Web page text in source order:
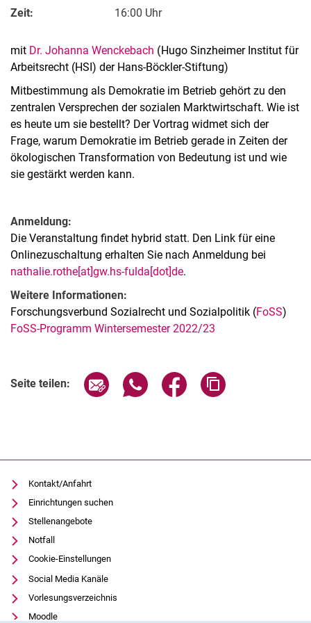
Zeit:
16:00 Uhr
mit Dr. Johanna Wenckebach (Hugo Sinzheimer Institut für
Arbeitsrecht (HSI) der Hans-Böckler-Stiftung)
Mitbestimmung als Demokratie im Betrieb gehört zu den
zentralen Versprechen der sozialen Marktwirtschaft. Wie ist
es heute um sie bestellt? Der Vortrag widmet sich der
Frage, warum Demokratie im Betrieb gerade in Zeiten der
ökologischen Transformation von Bedeutung ist und wie
sie gestärkt werden kann.
Anmeldung:
Die Veranstaltung findet hybrid statt. Den Link für eine
Onlinezuschaltung erhalten Sie nach Anmeldung bei
nathalie.rothe[at]gw.hs-fulda[dot]de.
Weitere Informationen:
For­schungs­ver­bund So­zi­al­recht und So­zi­al­po­li­tik (FoSS)
FoSS-Programm Wintersemester 2022/23
Seite teilen: Seite über E-Mail teilen
Seite über WhatsApp teilen
Seite über Facebook
Kontakt/Anfahrt
Einrichtungen suchen
Stellenangebote
Notfall
Cookie-Einstellungen
Social Media Kanäle
Vorlesungsverzeichnis
Moodle